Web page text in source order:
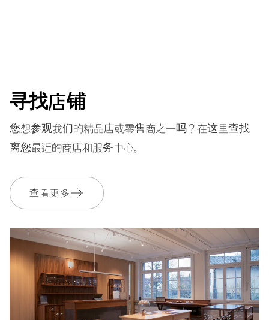
寻找店铺
您想参观我们的精品店或零售商之一吗？在这里查找
离您最近的商店和服务中心。
查看更多